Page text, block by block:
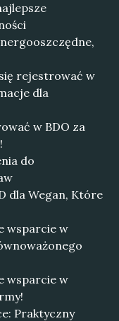
rejestrować w
dla
w BDO za
do
dla Wegan, Które
wsparcie w
wsparcie w
Praktyczny